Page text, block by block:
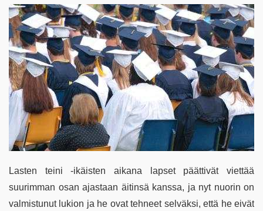
Lasten teini -ikäisten aikana lapset päättivät viettää
suurimman osan ajastaan äitinsä kanssa, ja nyt nuorin on
valmistunut lukion ja he ovat tehneet selväksi, että he eivät